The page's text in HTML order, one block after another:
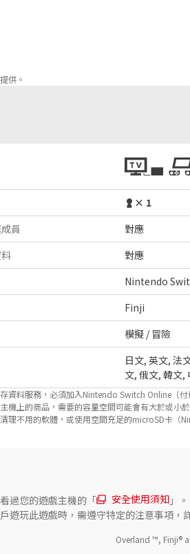
供。
× 1
員
對應
對應
Nintendo
Finji
模擬 / 冒險
日文,英文,法
文,俄文,韓文,
資料服務，必須加入Nintendo Switch Online（付
機上的商品，需要的容量空間可能會有大於或小
理不用的軟體，或使用空間充足的microSD卡（
過您的遊戲主機的「 安全使用須知 」。
遊玩此遊戲時，需遵守特定的注意事項，
Overland ™, Finji®